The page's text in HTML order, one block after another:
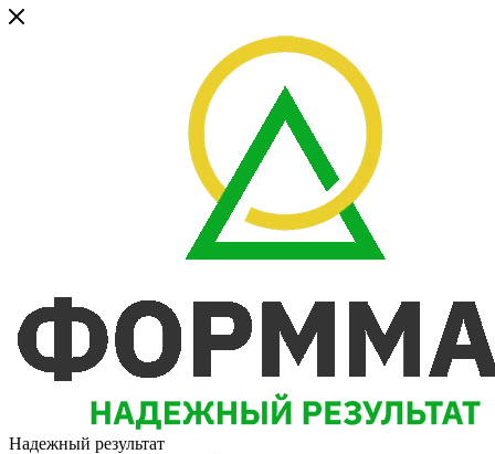
Надежный результат